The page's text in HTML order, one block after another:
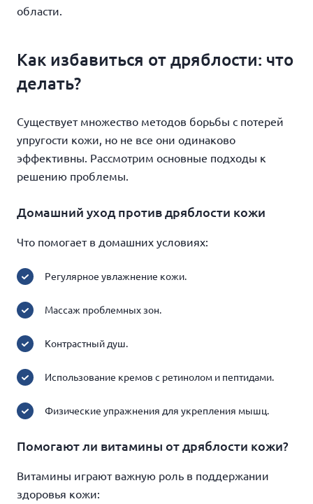
области.
Как избавиться от дряблости: что
делать?
Существует множество методов борьбы с потерей
упругости кожи, но не все они одинаково
эффективны. Рассмотрим основные подходы к
решению проблемы.
Домашний уход против дряблости кожи
Что помогает в домашних условиях:
Регулярное увлажнение кожи.
Массаж проблемных зон.
Контрастный душ.
Использование кремов с ретинолом и пептидами.
Физические упражнения для укрепления мышц.
Помогают ли витамины от дряблости кожи?
Витамины играют важную роль в поддержании
здоровья кожи: